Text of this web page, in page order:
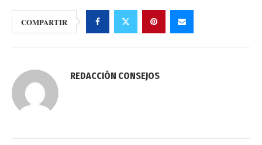
COMPARTIR
REDACCIÓN CONSEJOS